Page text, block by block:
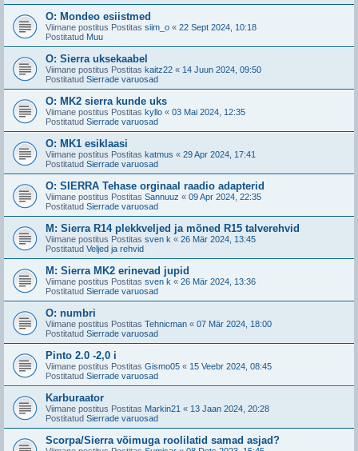
O: Mondeo esiistmed
Viimane postitus Postitas siim_o « 22 Sept 2024, 10:18
Postitatud Muu
O: Sierra uksekaabel
Viimane postitus Postitas kaitz22 « 14 Juun 2024, 09:50
Postitatud Sierrade varuosad
O: MK2 sierra kunde uks
Viimane postitus Postitas kyllo « 03 Mai 2024, 12:35
Postitatud Sierrade varuosad
O: MK1 esiklaasi
Viimane postitus Postitas katmus « 29 Apr 2024, 17:41
Postitatud Sierrade varuosad
O: SIERRA Tehase orginaal raadio adapterid
Viimane postitus Postitas Sannuuz « 09 Apr 2024, 22:35
Postitatud Sierrade varuosad
M: Sierra R14 plekkveljed ja mõned R15 talverehvid
Viimane postitus Postitas sven k « 26 Mär 2024, 13:45
Postitatud Veljed ja rehvid
M: Sierra MK2 erinevad jupid
Viimane postitus Postitas sven k « 26 Mär 2024, 13:36
Postitatud Sierrade varuosad
O: numbri
Viimane postitus Postitas Tehnicman « 07 Mär 2024, 18:00
Postitatud Sierrade varuosad
Pinto 2.0 -2,0 i
Viimane postitus Postitas Gismo05 « 15 Veebr 2024, 08:45
Postitatud Sierrade varuosad
Karburaator
Viimane postitus Postitas Markin21 « 13 Jaan 2024, 20:28
Postitatud Sierrade varuosad
Scorpa/Sierra võimuga roolilatid samad asjad?